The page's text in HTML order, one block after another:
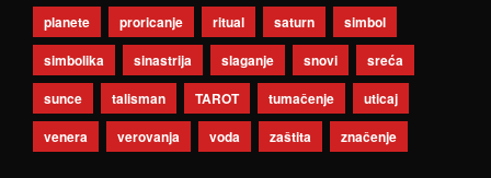
planete
proricanje ritual saturn
simbol
simbolika
sinastrija slaganje snovi
sreća
sunce
talisman TAROT tumačenje
uticaj
venera
verovanja voda zaštita značenje